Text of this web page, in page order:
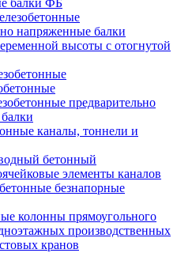
балки ФБ
напряженные балки
высоты с отогнутой
предварительно
каналы, тоннели и
бетонный
элементы каналов
безнапорные
колонны прямоугольного
производственных
кранов